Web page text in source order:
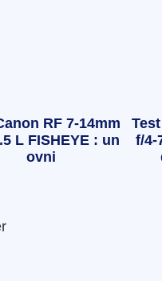
RF 7-14mm
L FISHEYE : un
ovni
f/4-